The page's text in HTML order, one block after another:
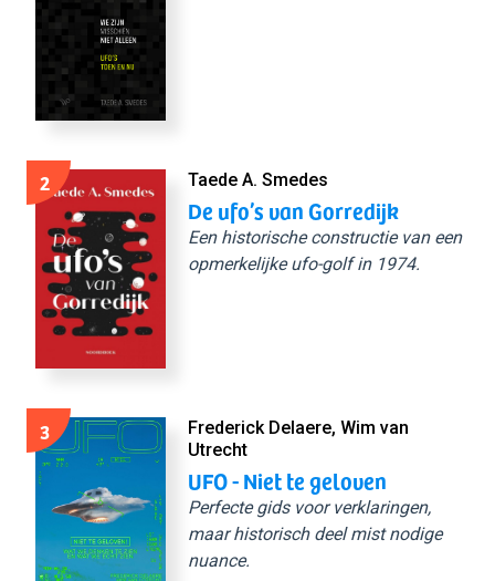
2 Taede A. Smedes
De ufo’s van Gorredijk
Een historische constructie van een
opmerkelijke ufo-golf in 1974.
3
Frederick Delaere, Wim van
Utrecht
UFO - Niet te geloven
Perfecte gids voor verklaringen,
maar historisch deel mist nodige
nuance.